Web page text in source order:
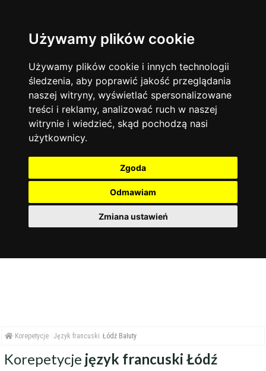
Używamy plików cookie
Używamy plików cookie i innych technologii
śledzenia, aby poprawić jakość przeglądania
naszej witryny, wyświetlać spersonalizowane
treści i reklamy, analizować ruch w naszej
witrynie i wiedzieć, skąd pochodzą nasi
użytkownicy.
Zgoda
Odmawiam
Zmiana ustawień
Język angielski 13744
Matematyka 12929
Chemia 4886
Język niemiecki 4307
Język polski 3426
Fizyka
Język francuski
Warszawa
Korepetycje
Online
14839
Kraków 7753
Wrocław
Łódź 3513
Gdańsk 2075
zakres dni
Wtorek
Środa
Czwartek
Piątek
Sobota
Niedziela
więcej filtrów Filtruj
Korepetycje Język francuski Łódź Bałuty
Korepetycje język francuski Łódź